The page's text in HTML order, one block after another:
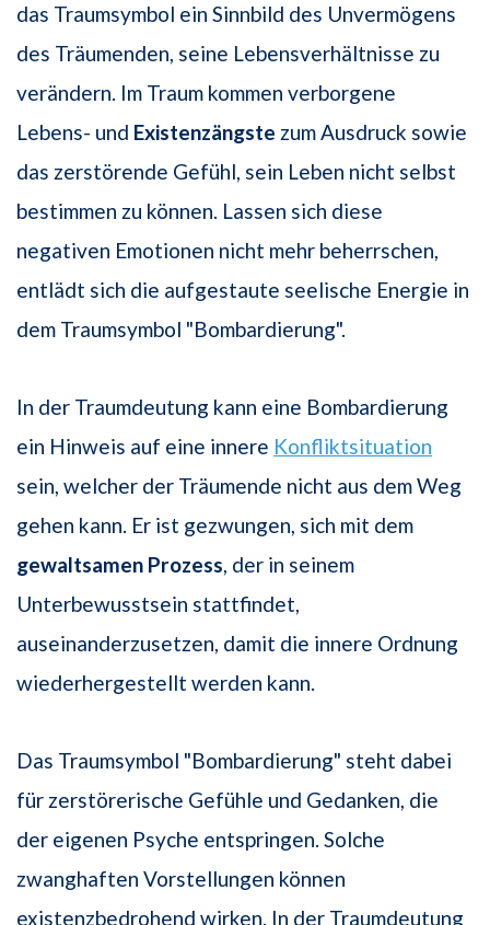
das Traumsymbol ein Sinnbild des Unvermögens
des Träumenden, seine Lebensverhältnisse zu
verändern. Im Traum kommen verborgene
Lebens- und Existenzängste zum Ausdruck sowie
das zerstörende Gefühl, sein Leben nicht selbst
bestimmen zu können. Lassen sich diese
negativen Emotionen nicht mehr beherrschen,
entlädt sich die aufgestaute seelische Energie in
dem Traumsymbol "Bombardierung".
In der Traumdeutung kann eine Bombardierung
ein Hinweis auf eine innere Konfliktsituation
sein, welcher der Träumende nicht aus dem Weg
gehen kann. Er ist gezwungen, sich mit dem
gewaltsamen Prozess, der in seinem
Unterbewusstsein stattfindet,
auseinanderzusetzen, damit die innere Ordnung
wiederhergestellt werden kann.
Das Traumsymbol "Bombardierung" steht dabei
für zerstörerische Gefühle und Gedanken, die
der eigenen Psyche entspringen. Solche
zwanghaften Vorstellungen können
existenzbedrohend wirken. In der Traumdeutung